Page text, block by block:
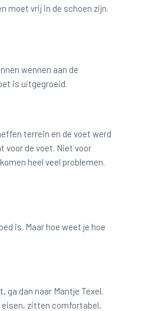
moet vrij in de schoen zijn.
wennen aan de
is uitgegroeid.
terrein en de voet werd
voor de voet. Niet voor
heel veel problemen.
is. Maar hoe weet je hoe
ga dan naar Mantje Texel.
eisen, zitten comfortabel,